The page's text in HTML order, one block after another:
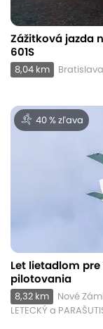
Zážitková jazda
601S
8,04 km
40 % zľava
Let lietadlom pre
pilotovania
8,32 km
Nové
LETECKÝ a